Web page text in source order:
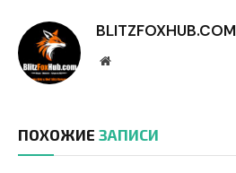
BLITZFOXHUB.COM
Website
ПОХОЖИЕ ЗАПИСИ